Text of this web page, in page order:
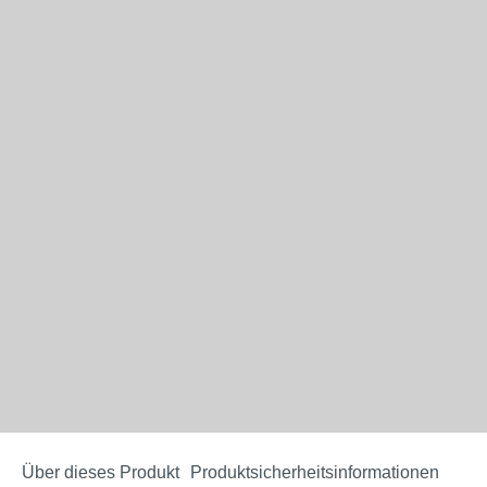
Über dieses Produkt Produktsicherheitsinformationen